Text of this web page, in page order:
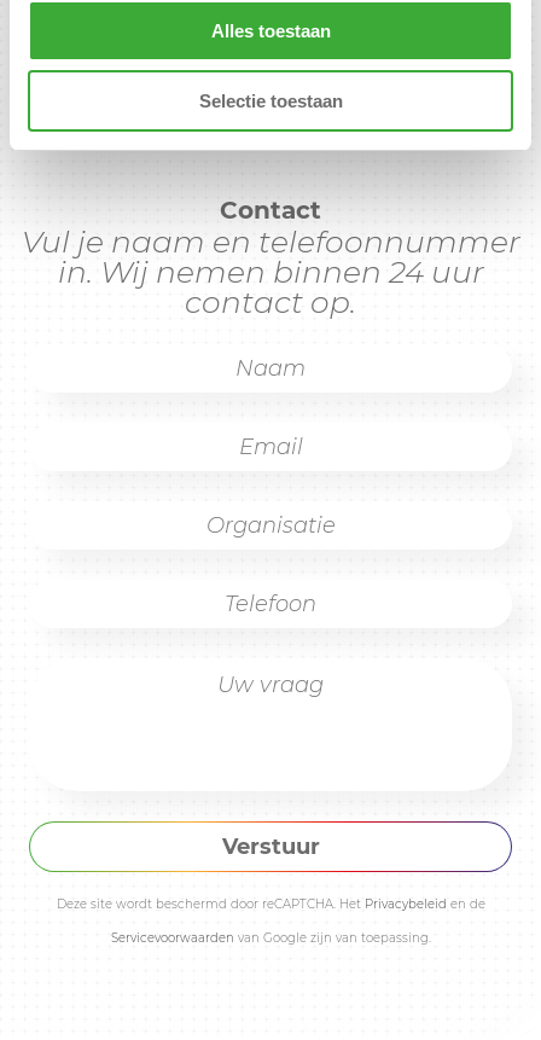
Alles toestaan
Selectie toestaan
+31 6 27 87 87 03
info@sterkteamontwikkeling.nl
Contact
Vul je naam en telefoonnummer
in. Wij nemen binnen 24 uur
contact op.
Verstuur
Deze site wordt beschermd door reCAPTCHA. Het Privacybeleid en de
Servicevoorwaarden van Google zijn van toepassing.